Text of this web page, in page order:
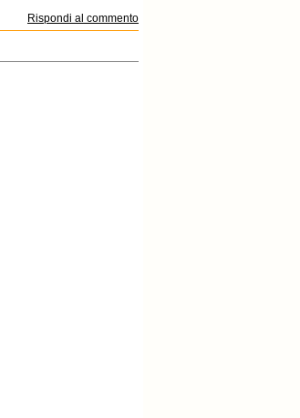
Rispondi al commento